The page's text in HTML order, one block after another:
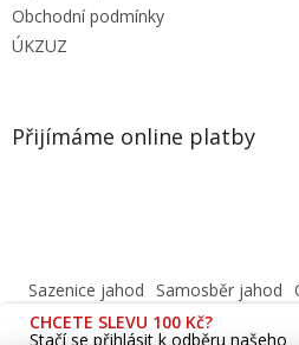
Obchodní podmínky
ÚKZUZ
Přijímáme online platby
Sazenice jahod Samosběr jahod
Obchodní
Informace o ochraně
CHCETE SLEVU 100 Kč?
Stačí se přihlásit k odběru našeho